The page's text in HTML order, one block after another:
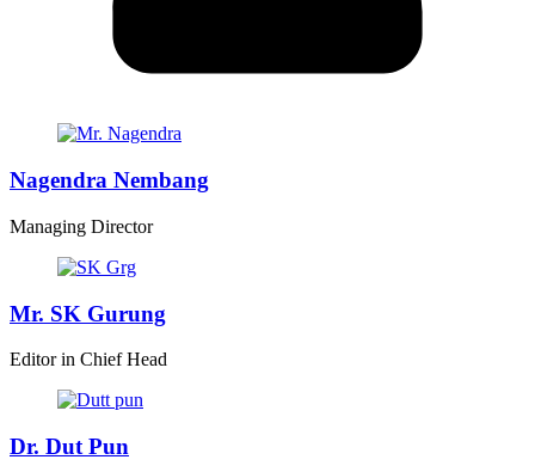
Nagendra Nembang
Managing Director
Mr. SK Gurung
Editor in Chief Head
Dr. Dut Pun